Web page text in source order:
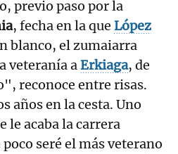
previo paso por la
, fecha en la que López
blanco, el zumaiarra
veteranía aErkiaga, de
reconoce entre risas.
años en la cesta. Uno
le acaba la carrera
seré el más veterano